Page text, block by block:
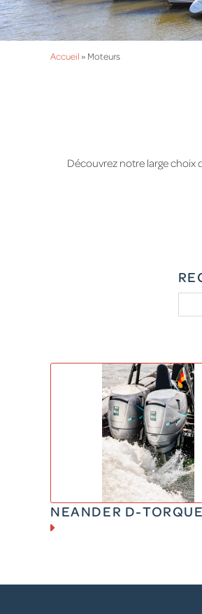
Accueil» Moteurs
Découvrez notre large
DIESEL
50 CV
185 kg
NEANDER D-